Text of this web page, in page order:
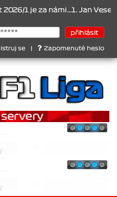
1 je za námi...1. Jan Veselý ,
se Zapomenuté heslo